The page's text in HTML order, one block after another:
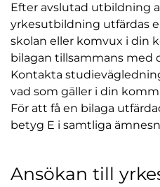
Efter avslutad utbildning
yrkesutbildning utfärdas
skolan eller komvux i din
bilagan tillsammans med
Kontakta
vad som gäller i din
För att få en bilaga
betyg E i samtliga
Ansökan till